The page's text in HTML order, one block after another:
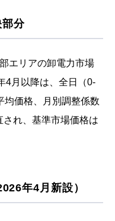
分
エリアの卸電力市場
4月以降は、全日（0-
均価格、月別調整係数
れ、基準市場価格は
年4月新設）